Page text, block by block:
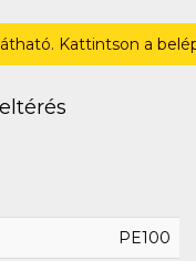
Kattintson a
PE100